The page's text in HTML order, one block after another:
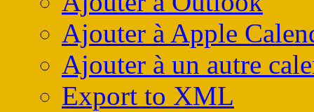
Ajouter à Apple
Ajouter à un autre
Export to XML